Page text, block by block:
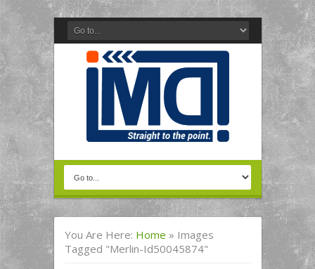
You Are Here: Home » Images
Tagged "merlin-Id50045874"